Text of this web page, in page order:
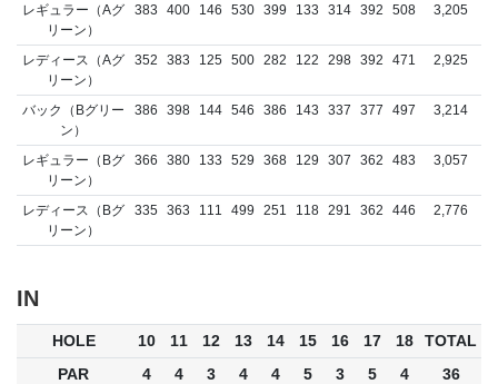
レギュラー（Aグ
リーン）
383 400 146 530 399 133 314 392 508 3,205
レディース（Aグ
リーン）
352 383 125 500 282 122 298 392 471 2,925
バック（Bグリー
ン）
386 398 144 546 386 143 337 377 497 3,214
レギュラー（Bグ
リーン）
366 380 133 529 368 129 307 362 483 3,057
レディース（Bグ
リーン）
335 363 111 499 251 118 291 362 446 2,776
IN
HOLE 10 11 12 13 14 15 16 17 18
TOTAL
PAR
4 4 3 4 4 5 3 5 4 36